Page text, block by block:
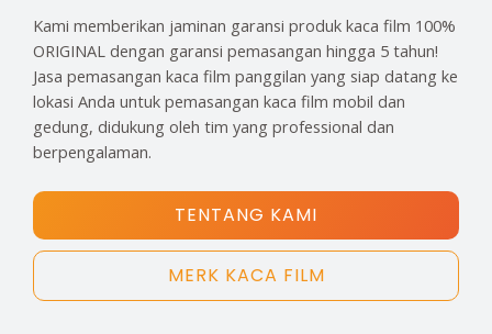
Kami memberikan jaminan garansi produk kaca film 100%
ORIGINAL dengan garansi pemasangan hingga 5 tahun!
Jasa pemasangan kaca film panggilan yang siap datang ke
lokasi Anda untuk pemasangan kaca film mobil dan
gedung, didukung oleh tim yang professional dan
berpengalaman.
TENTANG KAMI
MERK KACA FILM